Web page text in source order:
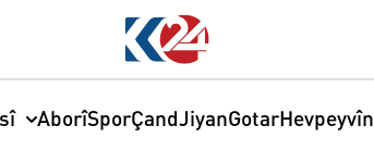
AborîSporÇandJiyanGotarHevpeyvîn